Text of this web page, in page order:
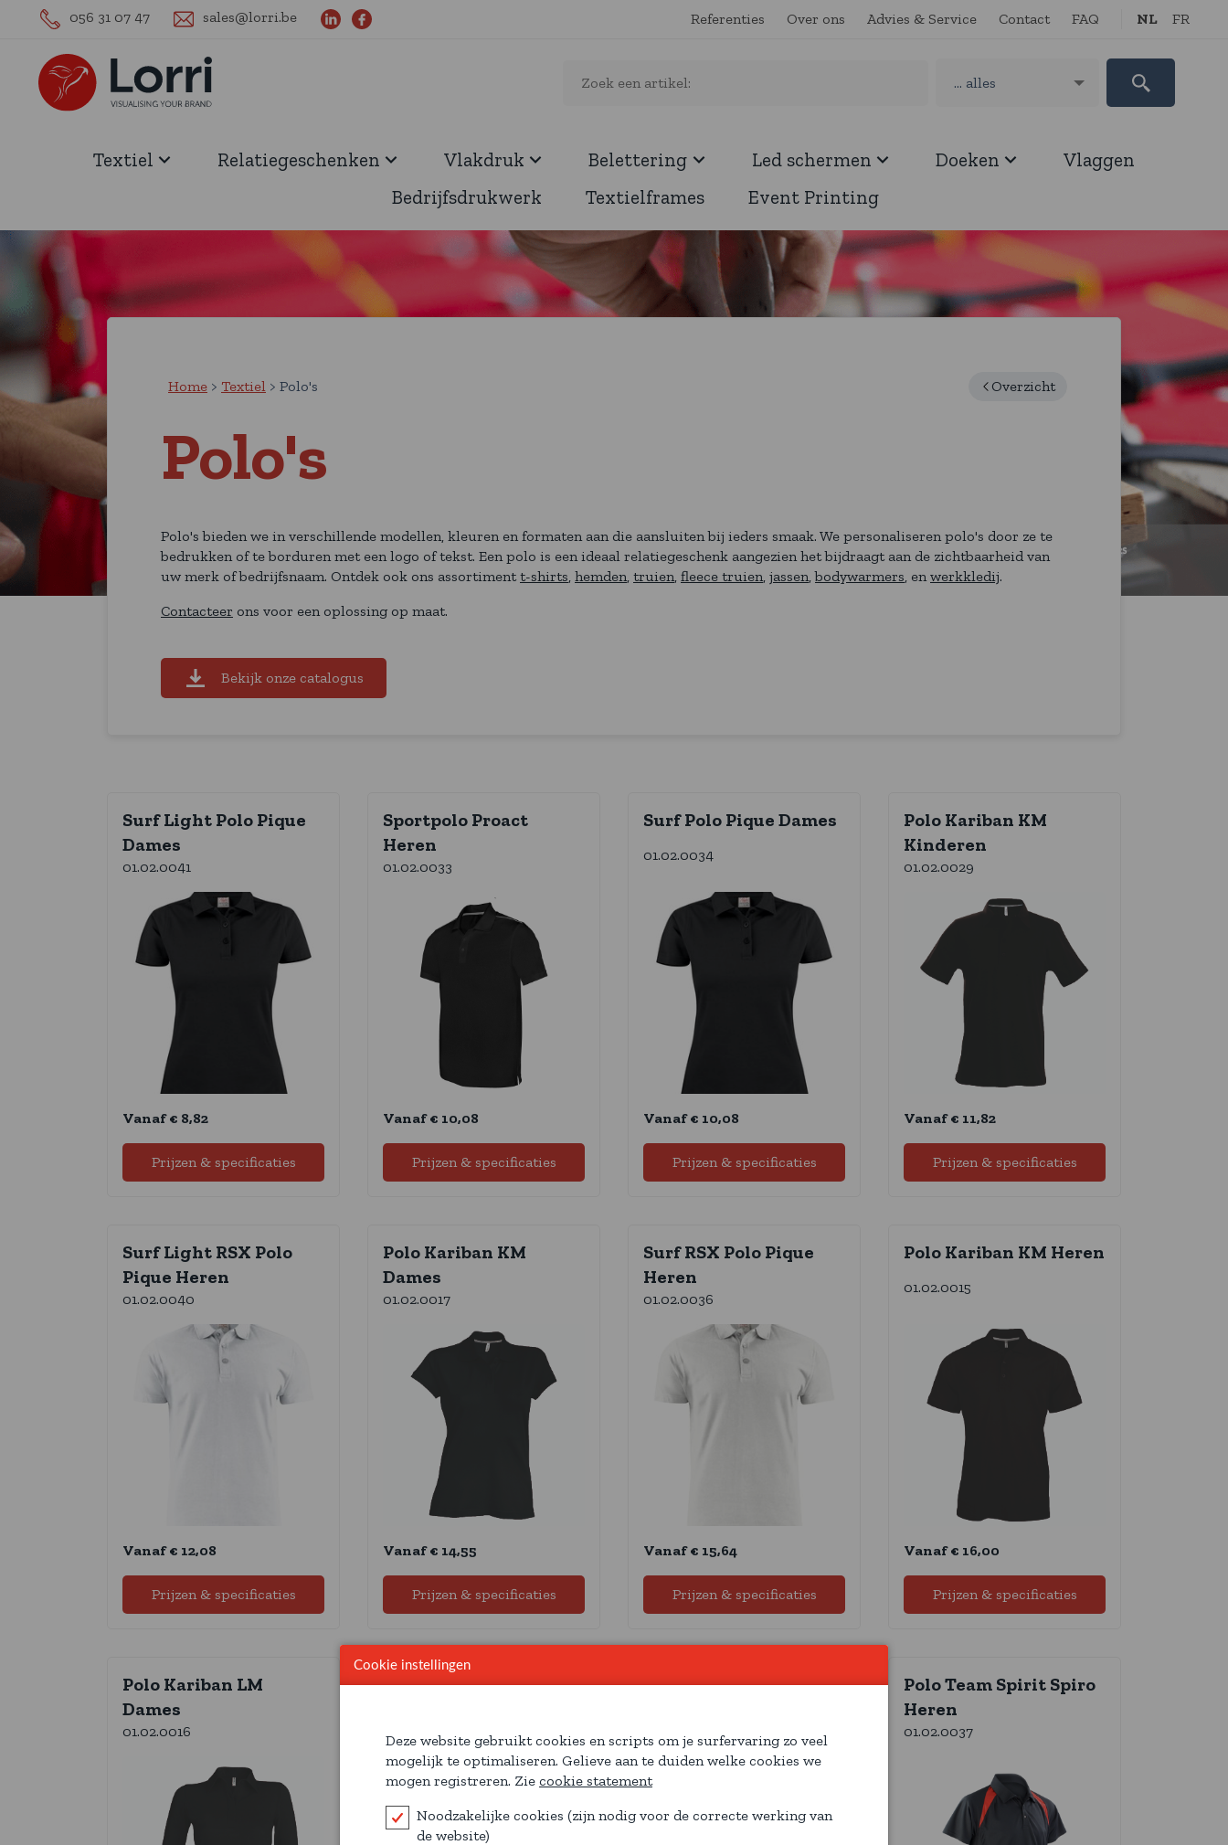
056 31 07 47 sales@lorri.be Referenties Over ons Advies & Service Contact FAQ NL FR
Textiel Relatiegeschenken Vlakdruk Belettering Led schermen Doeken
Vlaggen
Bedrijfsdrukwerk
Textielframes Event Printing
Home Textiel Polo's Overzicht
Polo's
Polo's bieden we in verschillende modellen, kleuren en formaten aan die aansluiten bij ieders smaak. We personaliseren polo's door ze te
bedrukken of te borduren met een logo of tekst. Een polo is een ideaal relatiegeschenk aangezien het bijdraagt aan de zichtbaarheid van
uw merk of bedrijfsnaam. Ontdek ook ons assortimentt-shirts, hemden, truien, fleece truien, jassen,bodywarmers, enwerkkledij.
Contacteer ons voor een oplossing op maat.
Bekijk onze catalogus
Surf Light Polo Pique
Dames
01.02.0041
Vanaf € 8,82
Prijzen & specificaties
Sportpolo Proact
Heren
01.02.0033
Vanaf € 10,08
Prijzen & specificaties
Surf Polo Pique Dames
01.02.0034
Vanaf € 10,08
Prijzen & specificaties
Polo Kariban KM
Kinderen
01.02.0029
Vanaf € 11,82
Prijzen & specificaties
Surf Light RSX Polo
Pique Heren
01.02.0040
Vanaf € 12,08
Prijzen & specificaties
Polo Kariban KM
Dames
01.02.0017
Vanaf € 14,55
Prijzen & specificaties
Surf RSX Polo Pique
Heren
01.02.0036
Vanaf € 15,64
Prijzen & specificaties
Polo Kariban KM Heren
01.02.0015
Vanaf € 16,00
Prijzen & specificaties
Polo Kariban LM
Dames
01.02.0016
Polo Kariban Baseball
Surf Pro Lady Polo
Polo Team Spirit Spiro
Heren
01.02.0037
Cookie instellingen
Deze website gebruikt cookies en scripts om je surfervaring zo veel
mogelijk te optimaliseren. Gelieve aan te duiden welke cookies we
mogen registreren. Zie cookie statement
Noodzakelijke cookies (zijn nodig voor de correcte werking van
de website)